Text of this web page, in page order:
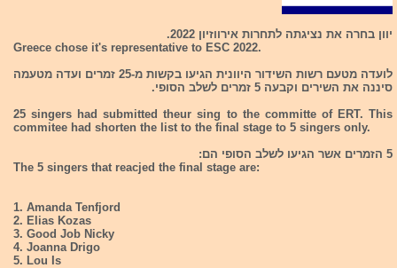
יוון בחרה את נציגתה לתחרות אירווזיון 2022.
Greece chose it's representative to ESC 2022.
לועדה מטעם רשות השידור היוונית הגיעו בקשות מ-25 זמרים ועדה מטעמה
סיננה את השירים וקבעה 5 זמרים לשלב הסופי.
25 singers had submitted theur sing to the committe of ERT. This
commitee had shorten the list to the final stage to 5 singers only.
5 הזמרים אשר הגיעו לשלב הסופי הם:
The 5 singers that reacjed the final stage are:
1. Amanda Tenfjord
2. Elias Kozas
3. Good Job Nicky
4. Joanna Drigo
5. Lou Is